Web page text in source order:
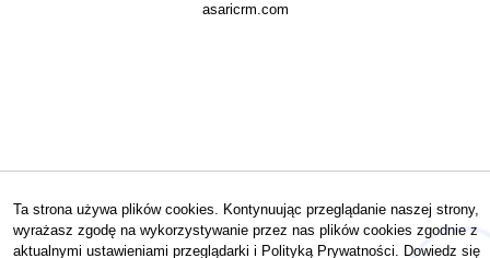
asaricrm.com
Ta strona używa plików cookies. Kontynuując przeglądanie naszej strony,
wyrażasz zgodę na wykorzystywanie przez nas plików cookies zgodnie z
aktualnymi ustawieniami przeglądarki i Polityką Prywatności. Dowiedz się